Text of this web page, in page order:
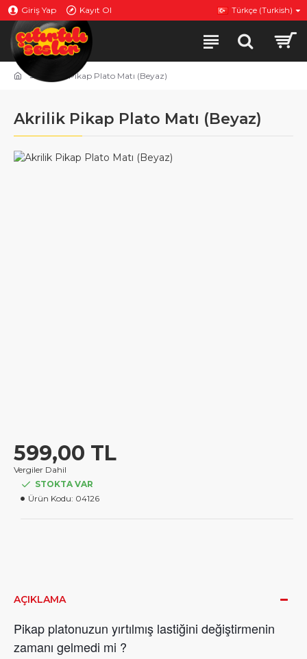
Giriş Yap Kayıt Ol Türkçe (Turkish)
Akrilik Pikap Plato Matı (Beyaz)
Akrilik Pikap Plato Matı (Beyaz)
599,00 TL
Vergiler Dahil
STOKTA VAR
Ürün Kodu: 04126
AÇIKLAMA
Pikap platonuzun yırtılmış lastiğini değiştirmenin
zamanı gelmedi mi ?